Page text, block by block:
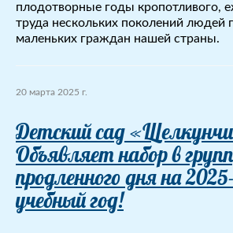
плодотворные годы кропотливого,
труда нескольких поколений людей
маленьких граждан нашей страны.
20 марта 2025 г.
Детский сад
Объявляет набор в
продленного дня на
учебный год!